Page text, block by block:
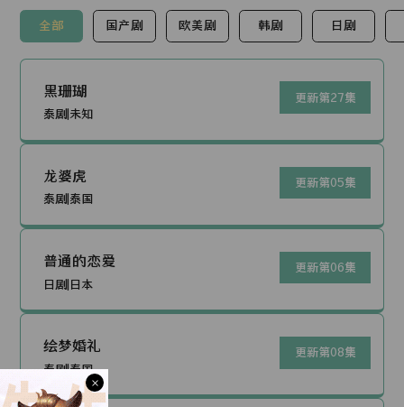
全部 国产剧 欧美剧 韩剧 日剧
黑珊瑚
泰剧|未知
更新第27集
龙婆虎
泰剧|泰国
更新第05集
普通的恋爱
日剧|日本
更新第06集
绘梦婚礼
泰剧|泰国
更新第08集
×